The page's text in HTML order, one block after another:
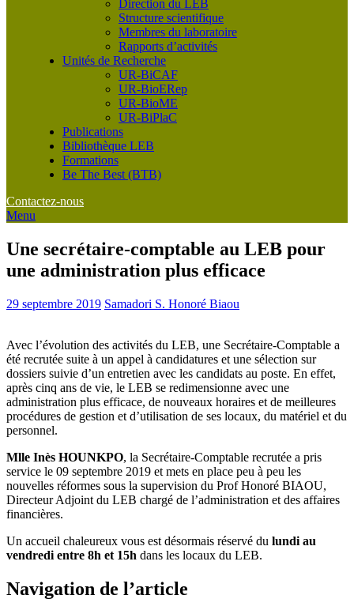
Direction du LEB
Structure scientifique
Membres du laboratoire
Rapports d’activités
Unités de Recherche
UR-BiCAF
UR-BioERep
UR-BioME
UR-BiPlaC
Publications
Bibliothèque LEB
Formations
Be The Best (BTB)
Contactez-nous
Menu
Une secrétaire-comptable au LEB pour
une administration plus efficace
29 septembre 2019 Samadori S. Honoré Biaou
Avec l’évolution des activités du LEB, une Secrétaire-Comptable a
été recrutée suite à un appel à candidatures et une sélection sur
dossiers suivie d’un entretien avec les candidats au poste. En effet,
après cinq ans de vie, le LEB se redimensionne avec une
administration plus efficace, de nouveaux horaires et de meilleures
procédures de gestion et d’utilisation de ses locaux, du matériel et du
personnel.
Mlle Inès HOUNKPO, la Secrétaire-Comptable recrutée a pris
service le 09 septembre 2019 et mets en place peu à peu les
nouvelles réformes sous la supervision du Prof Honoré BIAOU,
Directeur Adjoint du LEB chargé de l’administration et des affaires
financières.
Un accueil chaleureux vous est désormais réservé du lundi au
vendredi entre 8h et 15h dans les locaux du LEB.
Navigation de l’article